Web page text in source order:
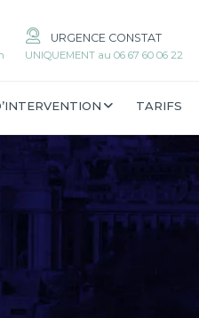
URGENCE CONSTAT
UNIQUEMENT au 06 67 60 06 22
TARIFS